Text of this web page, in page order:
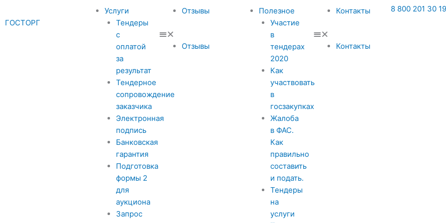
ГОСТОРГ
Услуги
Тендеры
с
оплатой
за
результат
Тендерное
сопровождение
заказчика
Электронная
подпись
Банковская
гарантия
Подготовка
формы 2
для
аукциона
Запрос
Отзывы
Отзывы
Полезное
Участие
в
тендерах
2020
Как
участвовать
в
госзакупках
Жалоба
в ФАС.
Как
правильно
составить
и подать.
Тендеры
на
услуги
Контакты
Контакты
8 800 201 30 19